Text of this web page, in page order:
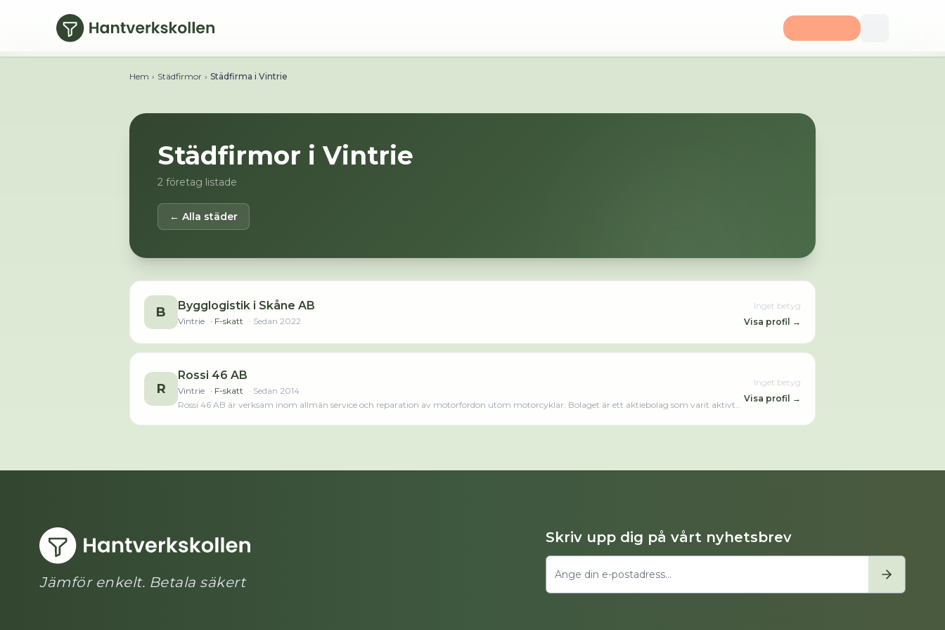
Hoppa till huvudinnehåll
Hem › Städfirmor › Städfirma i Vintrie
Städfirmor iVintrie
2 företag listade
← Alla städer
B Bygglogistik i Skåne AB
Vintrie · F-skatt · Sedan 2022
Inget betyg
Visa profil →
R
Rossi 46 AB
Vintrie · F-skatt · Sedan 2014
Rossi 46 AB är verksam inom allmän service och reparation av motorfordon utom motorcyklar. Bolaget är ett aktiebolag som varit aktivt
Inget betyg
Visa profil →
Jämför enkelt. Betala säkert
Skriv upp dig på vårt nyhetsbrev